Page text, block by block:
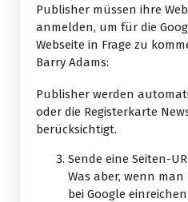
Publisher müssen ihre
anmelden, um für die
Webseite in Frage zu
Barry Adams:
Publisher werden
oder die Registerkarte
berücksichtigt.
Sende eine Seiten-
Was aber, wenn
bei Google